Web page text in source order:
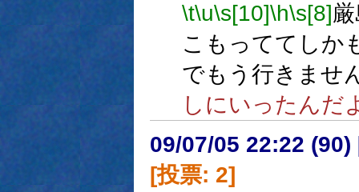
\t\u\s[10]\h\s[8]
こもっててしか
でもう行きませ
しにいったんだ
09/07/05 22:22 (90)
[投票: 2]